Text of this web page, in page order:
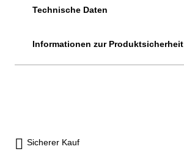
Technische Daten
Informationen zur Produktsicherheit
Sicherer Kauf